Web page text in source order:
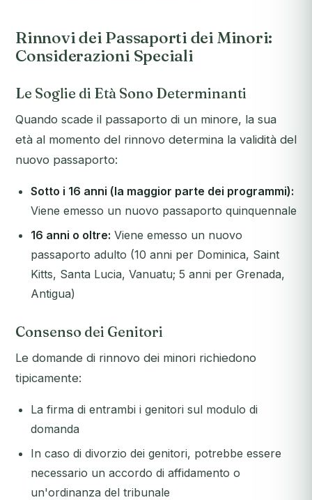
Rinnovi dei Passaporti dei Minori:
Considerazioni Speciali
Le Soglie di Età Sono Determinanti
Quando scade il passaporto di un minore, la sua
età al momento del rinnovo determina la validità del
nuovo passaporto:
Sotto i 16 anni (la maggior parte dei programmi):
Viene emesso un nuovo passaporto quinquennale
16 anni o oltre: Viene emesso un nuovo
passaporto adulto (10 anni per Dominica, Saint
Kitts, Santa Lucia, Vanuatu; 5 anni per Grenada,
Antigua)
Consenso dei Genitori
Le domande di rinnovo dei minori richiedono
tipicamente:
La firma di entrambi i genitori sul modulo di
domanda
In caso di divorzio dei genitori, potrebbe essere
necessario un accordo di affidamento o
un'ordinanza del tribunale